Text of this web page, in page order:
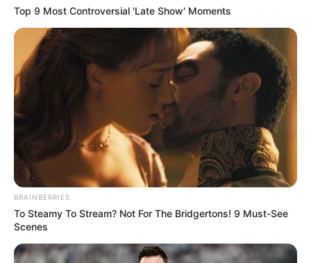
Top 9 Most Controversial 'Late Show' Moments
BRAINBERRIES
To Steamy To Stream? Not For The Bridgertons! 9 Must-See
Scenes